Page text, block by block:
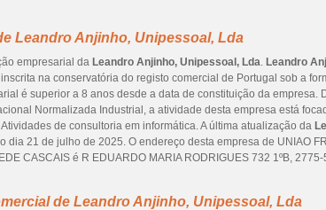
Leandro Anjinho, Unipessoal, Lda
empresarial da Leandro Anjinho, Unipessoal, Lda. Leandro
na conservatória do registo comercial de Portugal sob a
é superior a 8 anos desde a data de constituição da empresa.
Normalizada Industrial, a atividade desta empresa está
de consultoria em informática. A última atualização da
dia 21 de julho de 2025. O endereço desta empresa de UNIAO
CASCAIS é R EDUARDO MARIA RODRIGUES 732 1ºB,
de Leandro Anjinho, Unipessoal, Lda